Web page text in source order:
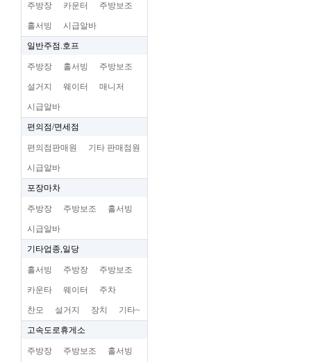
주방장 카운터 주방보조
홀서빙 시급알바
일반주점.호프
주방장 홀서빙 주방보조
설거지 웨이터 매니저
시급알바
편의점/면세점
편의점판매원 기타 판매점원
시급알바
포장마차
주방장 주방보조 홀서빙
시급알바
기타업종,일당
홀서빙 주방장 주방보조
카운타 웨이터 주차
찬모 설거지 장치 기타~
고속도로휴게소
주방장 주방보조 홀서빙